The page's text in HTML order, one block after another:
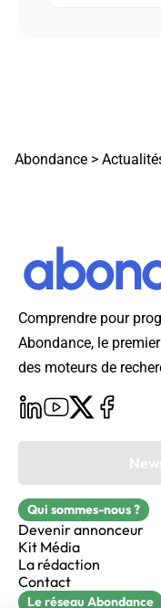
Abondance >
Comprendre pour
Abondance, le
des moteurs de
Qui sommes-nous ?
Devenir annonceur
Kit Média
La rédaction
Contact
Le réseau Abondance